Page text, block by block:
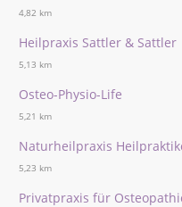
4,82 km
Heilpraxis Sattler & Sattler
5,13 km
Osteo-Physio-Life
5,21 km
Naturheilpraxis
5,23 km
Privatpraxis für